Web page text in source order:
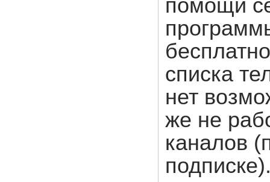
помощи
списка
нет
же не
каналов